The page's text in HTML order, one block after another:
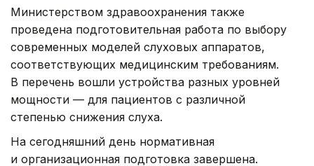
Министерством здравоохранения также
проведена подготовительная работа по выбору
современных моделей слуховых аппаратов,
соответствующих медицинским требованиям.
В перечень вошли устройства разных уровней
мощности — для пациентов с различной
степенью снижения слуха.
На сегодняшний день нормативная
и организационная подготовка завершена.